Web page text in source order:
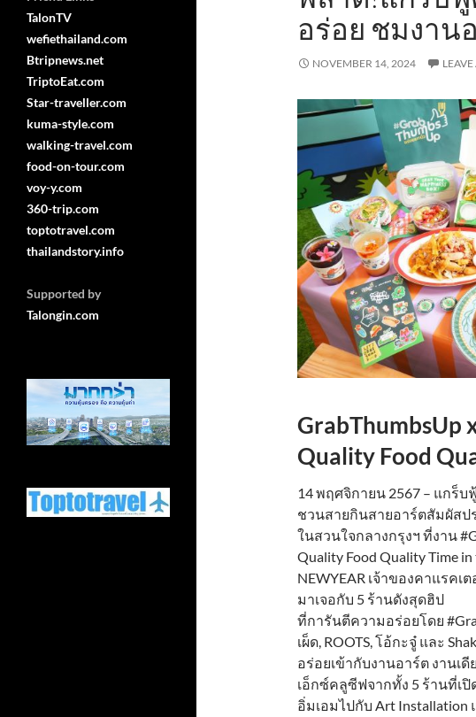
อร่อย ชมงาน
NOVEMBER 14, 2024
GrabThumbsUp
Quality Food
14 พฤศจิกายน 2567 – แกร็
ชวนสายกินสายอาร์ตสัมผัส
ในสวนใจกลางกรุงฯ ที่งาน
Quality Food Quality Time
NEWYEAR เจ้าของคาแรคเ
มาเจอกับ 5 ร้านดังสุดฮิป
ที่การันตีความอร่อยโดย
เผ็ด, ROOTS, โอ้กะจู๋ และ
อร่อยเข้ากับงานอาร์ต งานเ
เอ็กซ์คลูซีฟจากทั้ง 5 ร้านที่เ
อิ่มเอมไปกับ Art
TalonTV
wefiethailand.com
Btripnews.net
TriptoEat.com
Star-traveller.com
kuma-style.com
walking-travel.com
food-on-tour.com
voy-y.com
360-trip.com
toptotravel.com
thailandstory.info
Supported by
Talongin.com